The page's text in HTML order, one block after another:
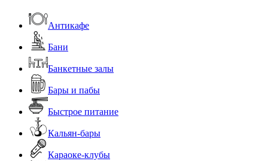
Антикафе
Бани
Банкетные залы
Бары и пабы
Быстрое питание
Кальян-бары
Караоке-клубы